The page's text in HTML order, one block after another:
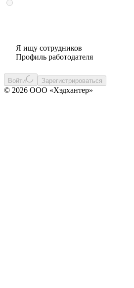
Я ищу сотрудников
Профиль работодателя
Войти Зарегистрироваться
© 2026 ООО «Хэдхантер»